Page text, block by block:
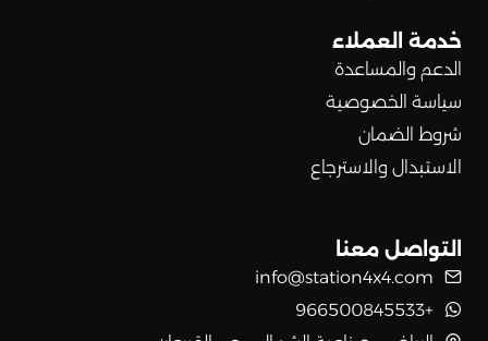
خدمة العملاء
الدعم والمساعدة
سياسة الخصوصية
شروط الضمان
الاستبدال والاسترجاع
التواصل معنا
info@station4x4.com
+966500845533